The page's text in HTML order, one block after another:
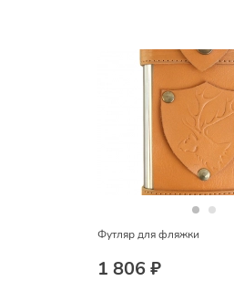
Футляр для фляжки
1 806 ₽